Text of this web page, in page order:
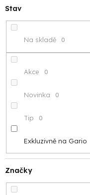
d
u
k
ů
Stav
Na skladě 0
Akce 0
Novinka 0
Tip 0
Exkluzivně na Gario
Značky